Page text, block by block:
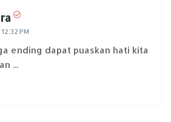
PM
ending dapat puaskan hati kita
...